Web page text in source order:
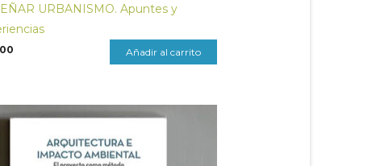
URBANISMO. Apuntes y
Añadir al carrito